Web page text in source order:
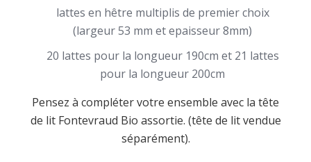
lattes en hêtre multiplis de premier choix
(largeur 53 mm et epaisseur 8mm)
20 lattes pour la longueur 190cm et 21 lattes
pour la longueur 200cm
Pensez à compléter votre ensemble avec la tête
de lit Fontevraud Bio assortie. (tête de lit vendue
séparément).